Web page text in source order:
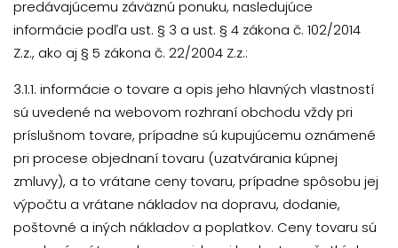
predávajúcemu záväznú ponuku, nasledujúce
informácie podľa ust. § 3 a ust. § 4 zákona č. 102/2014
Z.z., ako aj § 5 zákona č. 22/2004 Z.z.:
3.1.1. informácie o tovare a opis jeho hlavných vlastností
sú uvedené na webovom rozhraní obchodu vždy pri
príslušnom tovare, prípadne sú kupujúcemu oznámené
pri procese objednaní tovaru (uzatvárania kúpnej
zmluvy), a to vrátane ceny tovaru, prípadne spôsobu jej
výpočtu a vrátane nákladov na dopravu, dodanie,
poštovné a iných nákladov a poplatkov. Ceny tovaru sú